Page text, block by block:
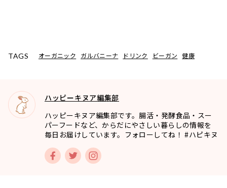
TAGS オーガニック ガルバニーナ ドリンク ビーガン 健康
ハッピーキヌア編集部
ハッピーキヌア編集部です。腸活・発酵食品・スー
パーフードなど、からだにやさしい暮らしの情報を
毎日お届けしています。フォローしてね！ #ハピキヌ